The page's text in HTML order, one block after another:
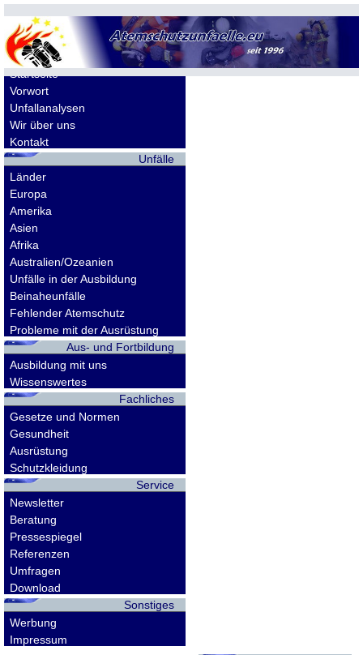
Allgemeines
Startseite
Vorwort
Unfallanalysen
Wir über uns
Kontakt
Unfälle
Länder
Europa
Amerika
Asien
Afrika
Australien/Ozeanien
Unfälle in der Ausbildung
Beinaheunfälle
Fehlender Atemschutz
Probleme mit der Ausrüstung
Aus- und Fortbildung
Ausbildung mit uns
Wissenswertes
Fachliches
Gesetze und Normen
Gesundheit
Ausrüstung
Schutzkleidung
Service
Newsletter
Beratung
Pressespiegel
Referenzen
Umfragen
Download
Sonstiges
Werbung
Impressum